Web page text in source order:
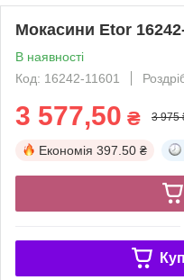
Мокасини Etor
В наявності
Код: 16242-11601
3 577,50 ₴ 3 975
Економія 397.50 ₴